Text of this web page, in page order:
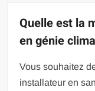
Quelle est la
en génie
Vous souhaitez
installateur en